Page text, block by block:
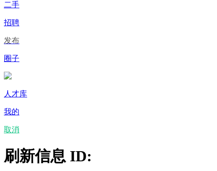
二手
招聘
发布
圈子
人才库
我的
取消
刷新信息 ID: